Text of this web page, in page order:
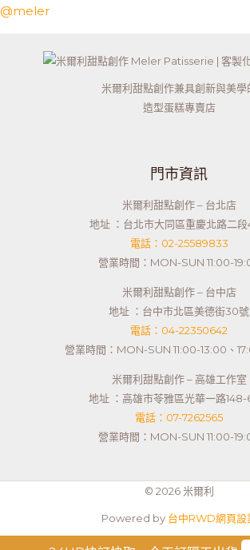
@meler
米爾利甜點創作兼具創新與美學
造型蛋糕專賣店
門市資訊
米爾利甜點創作 – 台北店
地址 ：台北市大同區重慶北路二段
電話：02-25589833
營業時間：MON-SUN 11:00-
米爾利甜點創作 – 台中店
地址 ：台中市北區美德街30號
電話：04-22350642
營業時間：MON-SUN 11:00-13:00、
米爾利甜點創作 – 高雄工作室
地址 ：高雄市苓雅區光華一路148-
電話：07-7262565
營業時間：MON-SUN 11:00-
© 2026 米爾利
Powered by 台中RWD網頁設